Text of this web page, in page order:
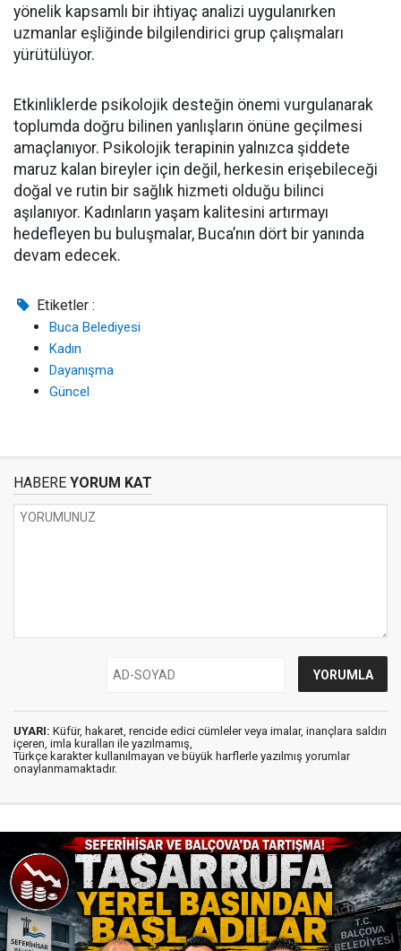
yönelik kapsamlı bir ihtiyaç analizi uygulanırken
uzmanlar eşliğinde bilgilendirici grup çalışmaları
yürütülüyor.
Etkinliklerde psikolojik desteğin önemi vurgulanarak
toplumda doğru bilinen yanlışların önüne geçilmesi
amaçlanıyor. Psikolojik terapinin yalnızca şiddete
maruz kalan bireyler için değil, herkesin erişebileceği
doğal ve rutin bir sağlık hizmeti olduğu bilinci
aşılanıyor. Kadınların yaşam kalitesini artırmayı
hedefleyen bu buluşmalar, Buca’nın dört bir yanında
devam edecek.
Etiketler :
Buca Belediyesi
Kadın
Dayanışma
Güncel
HABERE YORUM KAT
UYARI: Küfür, hakaret, rencide edici cümleler veya imalar, inançlara saldırı
içeren, imla kuralları ile yazılmamış,
Türkçe karakter kullanılmayan ve büyük harflerle yazılmış yorumlar
onaylanmamaktadır.